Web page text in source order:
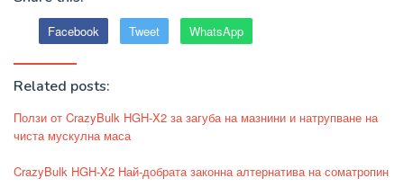
Facebook Tweet WhatsApp
Related posts:
Ползи от CrazyBulk HGH-X2 за загуба на мазнини и натрупване на
чиста мускулна маса
CrazyBulk HGH-X2 Най-добрата законна алтернатива на соматропин